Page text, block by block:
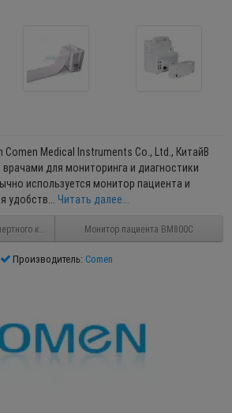
Medical Instruments Co., Ltd., КитайВ
для мониторинга и диагностики
используется монитор пациента и
удобств... Читать далее...
класса BM1800Монитор пациента BM800C
Производитель: Comen